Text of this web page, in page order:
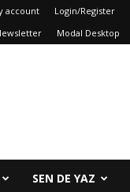
account Login/Register
Modal Desktop
SEN DE YAZ